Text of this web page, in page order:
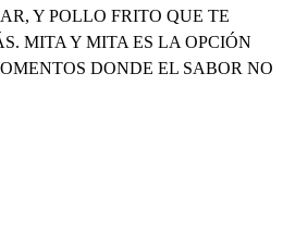
Y POLLO FRITO QUE TE
MITA Y MITA ES LA OPCIÓN
DONDE EL SABOR NO